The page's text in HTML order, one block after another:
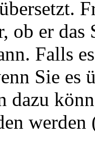
ob er das
Falls
Sie es
dazu